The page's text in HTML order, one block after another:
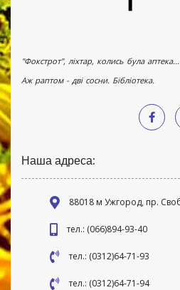
"Фокстрот", ліхтар, колись була аптека...
Аж раптом - дві сосни. Бібліотека.
Наша адреса:
88018 м Ужгород, пр.
тел.: (066)894-93-40
тел.: (0312)64-71-93
тел.: (0312)64-71-94